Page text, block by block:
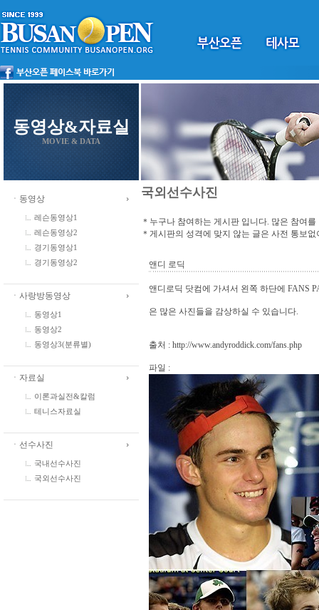
동영상&자료실
MOVIE & DATA
ㆍ동영상
레슨동영상1
레슨동영상2
경기동영상1
경기동영상2
ㆍ사랑방동영상
동영상1
동영상2
동영상3(분류별)
ㆍ자료실
이론과실전&칼럼
테니스자료실
ㆍ선수사진
국내선수사진
국외선수사진
국외선수사진
＊누구나 참여하는 게시판 입니다. 많은 참여를
＊게시판의 성격에 맞지 않는 글은 사전 통보
앤디 로딕
앤디로딕 닷컴에 가셔서 왼쪽 하단에 FANS
은 많은 사진들을 감상하실 수 있습니다.
출처 : http://www.andyroddick.com/fans.php
파일 :